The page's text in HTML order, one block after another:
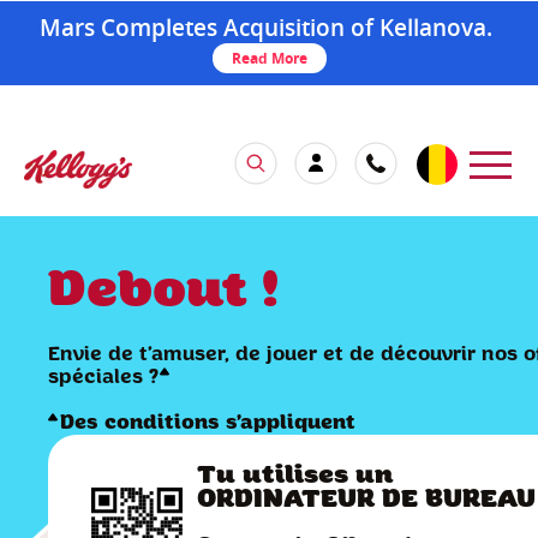
Mars Completes Acquisition of Kellanova.
Read More
Debout !
Envie de t’amuser, de jouer et de découvrir nos
spéciales ?
Des conditions s’appliquent
Tu utilises un
ORDINATEUR DE